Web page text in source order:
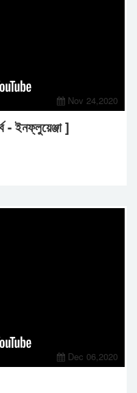
Nov 24,2020
- ইনফ্লুয়েঞ্জা ]
Dec 06,2020